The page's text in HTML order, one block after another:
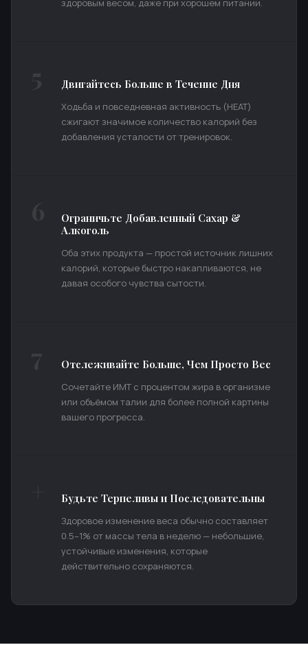
здоровым весом, даже при хорошем питании.
Двигайтесь Больше в Течение Дня
Ходьба и повседневная активность (НЕАТ)
сжигают значимое количество калорий без
добавления усталости от тренировок.
Ограничьте Добавленный Сахар &
Алкоголь
Оба этих продукта — простой источник лишних
калорий, которые быстро накапливаются, не
давая особого чувства сытости.
Отслеживайте Больше, Чем Просто Вес
Сочетайте ИМТ с процентом жира в организме
или объёмом талии для более полной картины
вашего прогресса.
Будьте Терпеливы и Последовательны
Здоровое изменение веса обычно составляет
0.5–1% от массы тела в неделю — небольшие,
устойчивые изменения, которые
действительно сохраняются.